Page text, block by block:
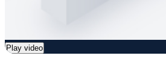
Play video